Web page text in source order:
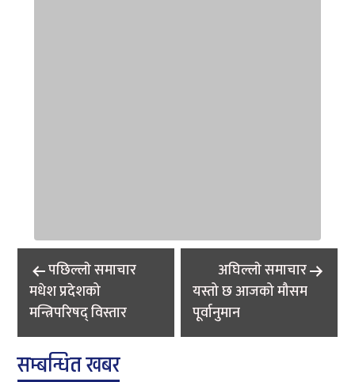
Post
navigation
पछिल्लाे समाचार
मधेश प्रदेशको
मन्त्रिपरिषद् विस्तार
अघिल्लाे समाचार
यस्तो छ आजको मौसम
पूर्वानुमान
सम्बन्धित खबर